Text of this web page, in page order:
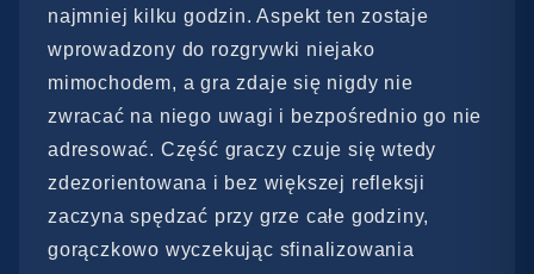
najmniej kilku godzin. Aspekt ten zostaje
wprowadzony do rozgrywki niejako
mimochodem, a gra zdaje się nigdy nie
zwracać na niego uwagi i bezpośrednio go nie
adresować. Część graczy czuje się wtedy
zdezorientowana i bez większej refleksji
zaczyna spędzać przy grze całe godziny,
gorączkowo wyczekując sfinalizowania